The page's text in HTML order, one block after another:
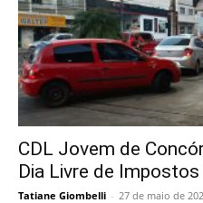
CDL Jovem de
Dia Livre de Impostos
Tatiane Giombelli - 27 de maio de